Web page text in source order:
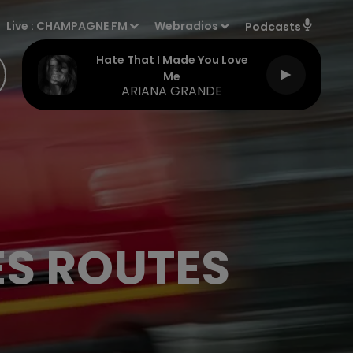
Live : CHAMPAGNE FM Webradios Podcasts
Hate That I Made You Love
Me
ARIANA GRANDE
ROUTES